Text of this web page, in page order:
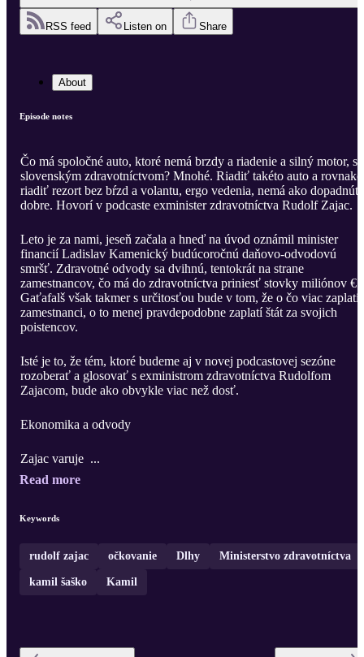
RSS feed Listen on Share
About
Episode notes
Čo má spoločné auto, ktoré nemá brzdy a riadenie a silný motor, so
slovenským zdravotníctvom? Mnohé. Riadiť takéto auto a rovnako
riadiť rezort bez bŕzd a volantu, ergo vedenia, nemá ako dopadnúť
dobre. Hovorí v podcaste exminister zdravotníctva Rudolf Zajac.
Leto je za nami, jeseň začala a hneď na úvod oznámil minister
financií Ladislav Kamenický budúcoročnú daňovo-odvodovú
smršť. Zdravotné odvody sa dvihnú, tentokrát na strane
zamestnancov, čo má do zdravotníctva priniesť stovky miliónov €.
Gaťafalš však takmer s určitosťou bude v tom, že o čo viac zaplatia
zamestnanci, o to menej pravdepodobne zaplatí štát za svojich
poistencov.
Isté je to, že tém, ktoré budeme aj v novej podcastovej sezóne
rozoberať a glosovať s exministrom zdravotníctva Rudolfom
Zajacom, bude ako obvykle viac než dosť.
Ekonomika a odvody
Zajac varuje ...
Read more
Keywords
rudolf zajac očkovanie Dlhy Ministerstvo zdravotníctva
kamil šaško Kamil